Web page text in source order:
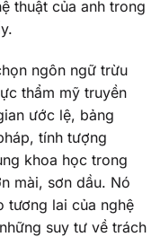
thuật của anh trong
ngôn ngữ trừu
thẩm mỹ truyền
ước lệ, bảng
tính tượng
khoa học trong
mài, sơn dầu. Nó
tương lai của nghệ
suy tư về trách